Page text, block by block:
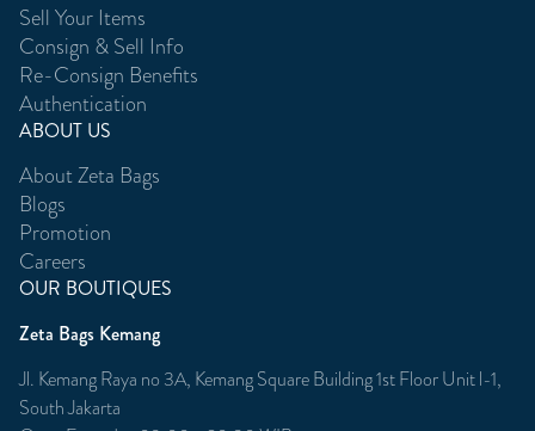
Sell Your Items
Consign & Sell Info
Re-Consign Benefits
Authentication
ABOUT US
About Zeta Bags
Blogs
Promotion
Careers
OUR BOUTIQUES
Zeta Bags Kemang
Jl. Kemang Raya no 3A, Kemang Square Building 1st Floor Unit l-1,
South Jakarta